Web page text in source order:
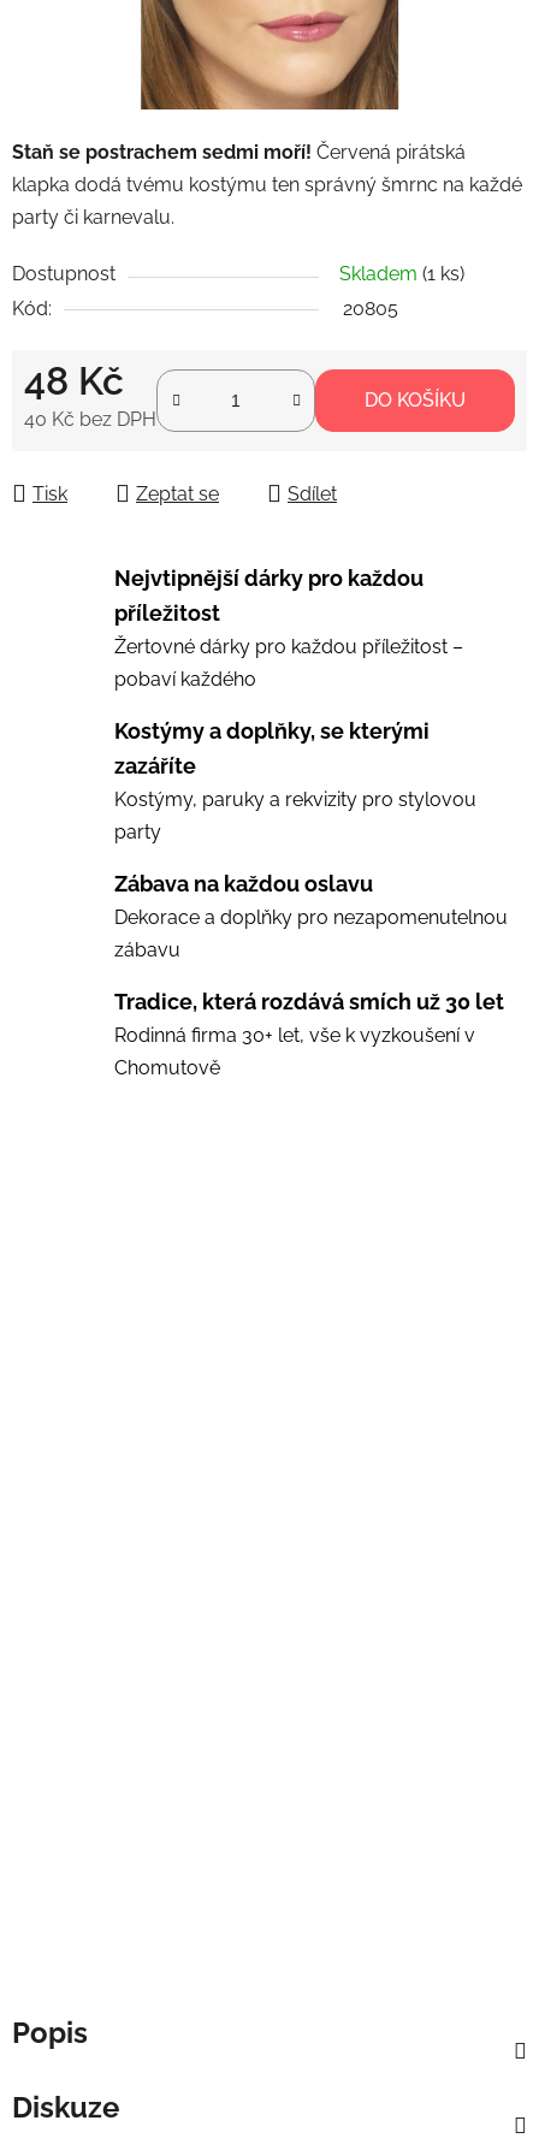
Staň se postrachem sedmi moří! Červená pirátská
klapka dodá tvému kostýmu ten správný šmrnc na každé
party či karnevalu.
Dostupnost Skladem (1 ks)
Kód:
20805
48 Kč
40 Kč bez DPH
DO KOŠÍKU
Tisk Zeptat se Sdílet
Nejvtipnější dárky pro každou
příležitost
Žertovné dárky pro každou příležitost –
pobaví každého
Kostýmy a doplňky, se kterými
zazáříte
Kostýmy, paruky a rekvizity pro stylovou
party
Zábava na každou oslavu
Dekorace a doplňky pro nezapomenutelnou
zábavu
Tradice, která rozdává smích už 30 let
Rodinná firma 30+ let, vše k vyzkoušení v
Chomutově
Popis
Diskuze